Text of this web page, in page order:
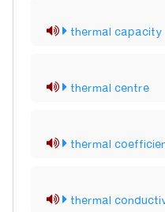
thermal capacity
thermal centre
thermal
thermal